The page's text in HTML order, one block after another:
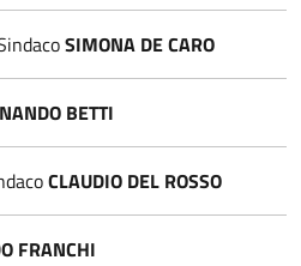
SIMONA DE CARO
BETTI
CLAUDIO DEL ROSSO
FRANCHI